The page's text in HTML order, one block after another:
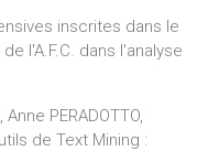
inscrites dans le
l'A.F.C. dans l'analyse
PERADOTTO,
de Text Mining :